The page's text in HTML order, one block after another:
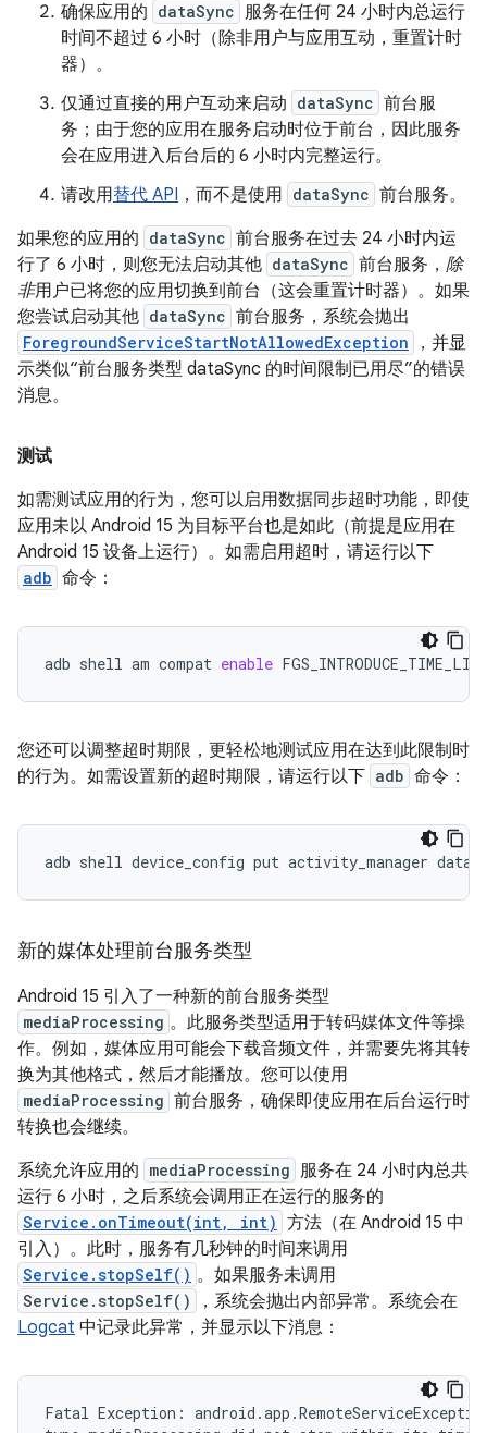
确保应用的 dataSync 服务在任何 24 小时内总运行
时间不超过 6 小时（除非用户与应用互动，重置计时
器）。
仅通过直接的用户互动来启动 dataSync 前台服
务；由于您的应用在服务启动时位于前台，因此服务
会在应用进入后台后的 6 小时内完整运行。
请改用替代 API ，而不是使用 dataSync 前台服务。
如果您的应用的 dataSync 前台服务在过去 24 小时内运
行了 6 小时，则您无法启动其他 dataSync 前台服务， 除
非用户已将您的应用切换到前台（这会重置计时器）。如果
您尝试启动其他 dataSync 前台服务，系统会抛出
ForegroundServiceStartNotAllowedException
，并显
示类似“前台服务类型 dataSync 的时间限制已用尽”的错误
消息。
测试
如需测试应用的行为，您可以启用数据同步超时功能，即使
应用未以 Android 15 为目标平台也是如此（前提是应用在
Android 15 设备上运行）。如需启用超时，请运行以下
adb 命令：
adb shell am compat enable
您还可以调整超时期限，更轻松地测试应用在达到此限制时
的行为。如需设置新的超时期限，请运行以下 adb 命令：
adb shell device_config put activity_manager
新的媒体处理前台服务类型
Android 15 引入了一种新的前台服务类型
mediaProcessing 。此服务类型适用于转码媒体文件等操
作。例如，媒体应用可能会下载音频文件，并需要先将其转
换为其他格式，然后才能播放。您可以使用
mediaProcessing 前台服务，确保即使应用在后台运行时
转换也会继续。
系统允许应用的 mediaProcessing 服务在 24 小时内总共
运行 6 小时，之后系统会调用正在运行的服务的
Service.onTimeout(int, int) 方法（在 Android 15 中
引入）。此时，服务有几秒钟的时间来调用
Service.stopSelf() 。如果服务未调用
Service.stopSelf()
，系统会抛出内部异常。系统会在
Logcat 中记录此异常，并显示以下消息：
Fatal Exception: